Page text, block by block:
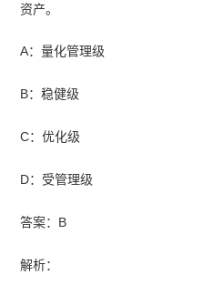
资产。
A：量化管理级
B：稳健级
C：优化级
D：受管理级
答案：B
解析：